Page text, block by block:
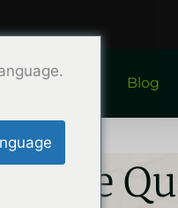
Contact Blog